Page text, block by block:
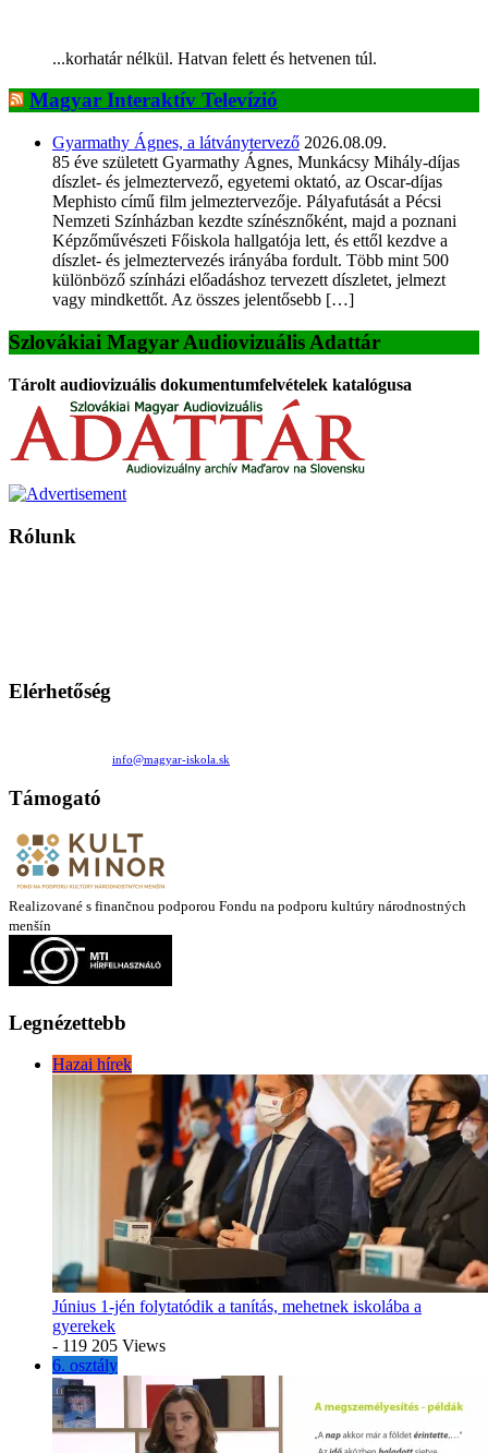
...korhatár nélkül. Hatvan felett és hetvenen túl.
Magyar Interaktív Televízió
Gyarmathy Ágnes, a látványtervező 2026.08.09.
85 éve született Gyarmathy Ágnes, Munkácsy Mihály-díjas
díszlet- és jelmeztervező, egyetemi oktató, az Oscar-díjas
Mephisto című film jelmeztervezője. Pályafutását a Pécsi
Nemzeti Színházban kezdte színésznőként, majd a poznani
Képzőművészeti Főiskola hallgatója lett, és ettől kezdve a
díszlet- és jelmeztervezés irányába fordult. Több mint 500
különböző színházi előadáshoz tervezett díszletet, jelmezt
vagy mindkettőt. Az összes jelentősebb […]
Szlovákiai Magyar Audiovizuális Adattár
Tárolt audiovizuális dokumentumfelvételek katalógusa
Rólunk
Elérhetőség
info@magyar-iskola.sk
Támogató
Realizované s finančnou podporou Fondu na podporu kultúry národnostných
menšín
Legnézettebb
Hazai hírek
Június 1-jén folytatódik a tanítás, mehetnek iskolába a
gyerekek
- 119 205 Views
6. osztály